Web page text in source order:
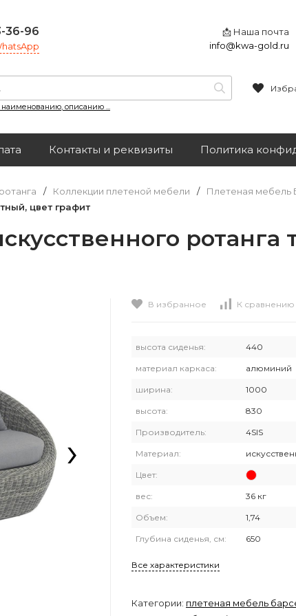
36-96
📩 Наша почта
info@kwa-gold.ru
наименованию, описанию ...
Контакты и реквизиты Политика
/ Коллекции плетеной мебели / Плетеная мебель
цвет графит
ротанга
›
В избранное К сравнению
высота сиденья: 440
материал каркаса: алюминий
ширина: 1000
высота: 830
Производитель: 4SIS
Материал:
Цвет:
вес: 36 кг
Объем: 1,74
Глубина сиденья, см: 650
Все характеристики
Категории: плетеная мебель